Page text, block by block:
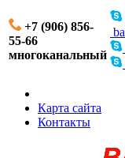
+7 (906) 856-
55-66
многоканальный
Карта сайта
Контакты